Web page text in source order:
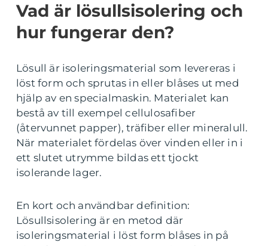
Vad är lösullsisolering och
hur fungerar den?
Lösull är isoleringsmaterial som levereras i
löst form och sprutas in eller blåses ut med
hjälp av en specialmaskin. Materialet kan
bestå av till exempel cellulosafiber
(återvunnet papper), träfiber eller mineralull.
När materialet fördelas över vinden eller in i
ett slutet utrymme bildas ett tjockt
isolerande lager.
En kort och användbar definition:
Lösullsisolering är en metod där
isoleringsmaterial i löst form blåses in på